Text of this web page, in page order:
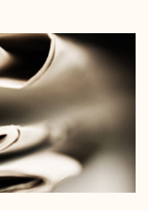
Handelsregisterverordnung
morgen
Kraft
(Pressemeldung
BMJV)